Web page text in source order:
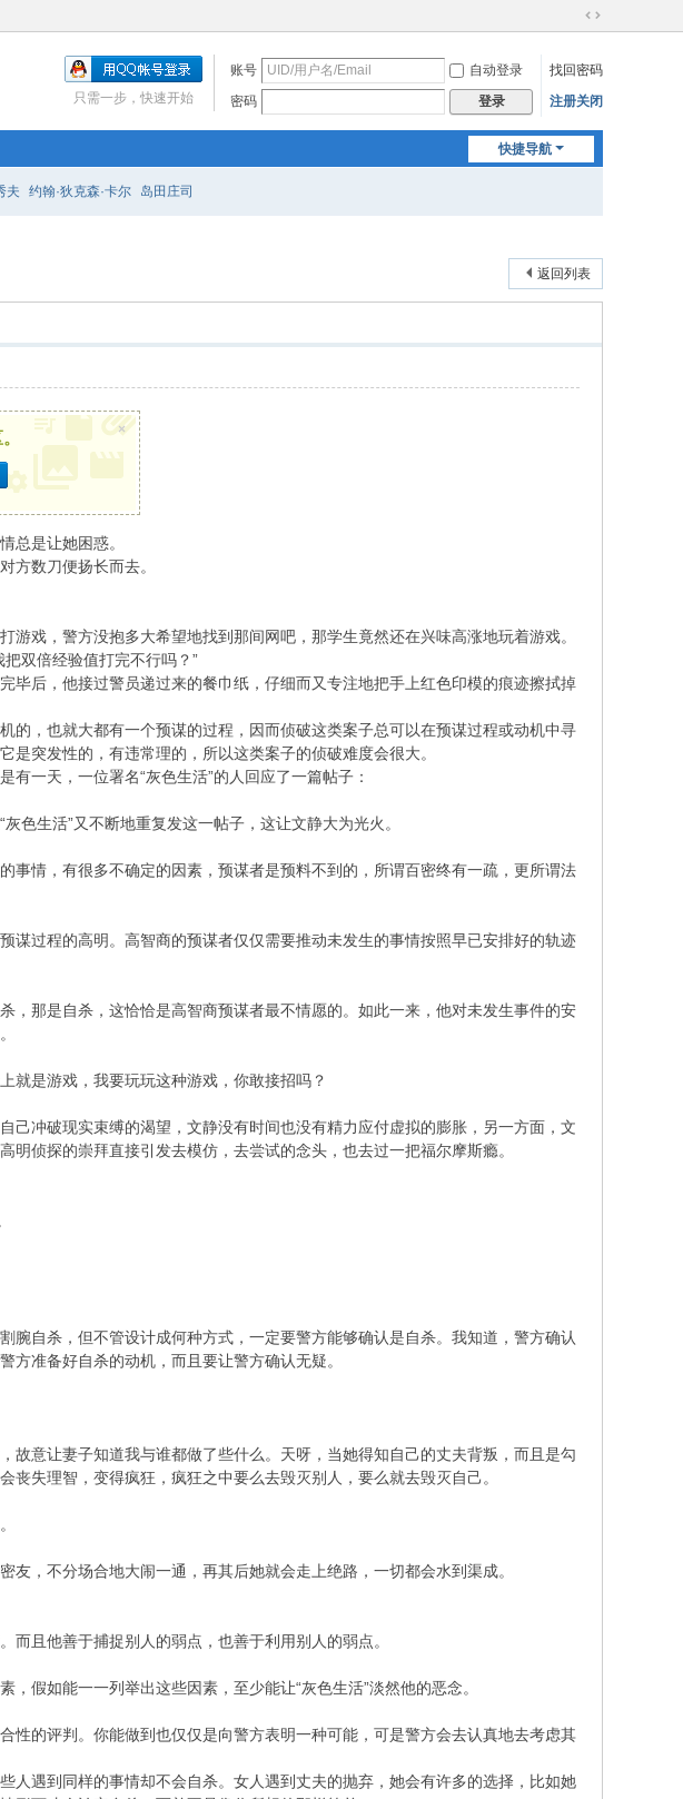
切
到
宽
账号 自动登录
找回密码
密码
登录 注册关闭
只需一步，快速开始
快捷导航
夫 约翰·狄克森·卡尔 岛田庄司
返回列表
×
是让她困惑。
数刀便扬长而去。
，警方没抱多大希望地找到那间网吧，那学生竟然还在兴味高涨地玩着游戏。
双倍经验值打完不行吗？”
后，他接过警员递过来的餐巾纸，仔细而又专注地把手上红色印模的痕迹擦拭掉
，也就大都有一个预谋的过程，因而侦破这类案子总可以在预谋过程或动机中寻
突发性的，有违常理的，所以这类案子的侦破难度会很大。
一天，一位署名“灰色生活”的人回应了一篇帖子：
生活”又不断地重复发这一帖子，这让文静大为光火。
情，有很多不确定的因素，预谋者是预料不到的，所谓百密终有一疏，更所谓法
过程的高明。高智商的预谋者仅仅需要推动未发生的事情按照早已安排好的轨迹
那是自杀，这恰恰是高智商预谋者最不情愿的。如此一来，他对未发生事件的安
是游戏，我要玩玩这种游戏，你敢接招吗？
冲破现实束缚的渴望，文静没有时间也没有精力应付虚拟的膨胀，另一方面，文
侦探的崇拜直接引发去模仿，去尝试的念头，也去过一把福尔摩斯瘾。
自杀，但不管设计成何种方式，一定要警方能够确认是自杀。我知道，警方确认
方准备好自杀的动机，而且要让警方确认无疑。
意让妻子知道我与谁都做了些什么。天呀，当她得知自己的丈夫背叛，而且是勾
失理智，变得疯狂，疯狂之中要么去毁灭别人，要么就去毁灭自己。
，不分场合地大闹一通，再其后她就会走上绝路，一切都会水到渠成。
且他善于捕捉别人的弱点，也善于利用别人的弱点。
如能一一列举出这些因素，至少能让“灰色生活”淡然他的恶念。
的评判。你能做到也仅仅是向警方表明一种可能，可是警方会去认真地去考虑其
遇到同样的事情却不会自杀。女人遇到丈夫的抛弃，她会有许多的选择，比如她